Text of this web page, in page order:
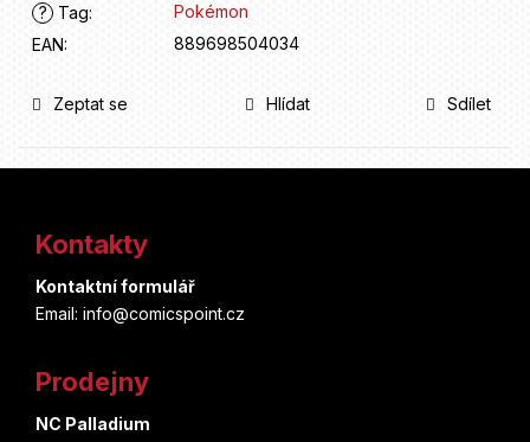
?
Tag:
Pokémon
EAN: 889698504034
Zeptat se Hlídat Sdílet
Kontakty
Kontaktní formulář
Email: info@comicspoint.cz
Prodejny
NC Palladium